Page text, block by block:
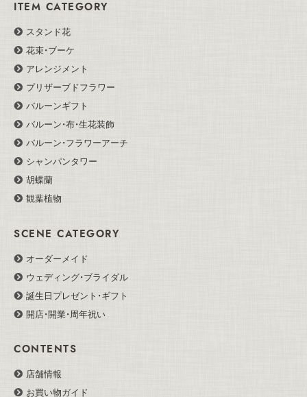
ITEM CATEGORY
スタンド花
花束・ブーケ
アレンジメント
プリザーブドフラワー
バルーンギフト
バルーン・布・生花装飾
バルーン・フラワーアーチ
シャンパンタワー
胡蝶蘭
観葉植物
SCENE CATEGORY
オーダーメイド
ウェディング・ブライダル
誕生日プレゼント・ギフト
開店・開業・周年祝い
CONTENTS
店舗情報
お買い物ガイド